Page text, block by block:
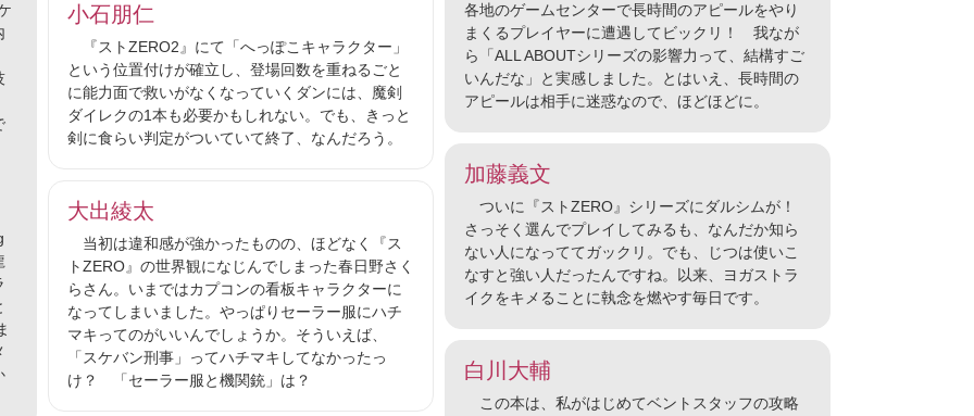
各地のゲームセンターで長時間のアピールをやり
まくるプレイヤーに遭遇してビックリ！ 我なが
ら「ALL ABOUTシリーズの影響力って、結構すご
いんだな」と実感しました。とはいえ、長時間の
アピールは相手に迷惑なので、ほどほどに。
小石朋仁
『ストZERO2』にて「へっぽこキャラクター」
という位置付けが確立し、登場回数を重ねるごと
に能力面で救いがなくなっていくダンには、魔剣
ダイレクの1本も必要かもしれない。でも、きっと
剣に食らい判定がついていて終了、なんだろう。
加藤義文
ついに『ストZERO』シリーズにダルシムが！
さっそく選んでプレイしてみるも、なんだか知ら
ない人になっててガックリ。でも、じつは使いこ
なすと強い人だったんですね。以来、ヨガストラ
イクをキメることに執念を燃やす毎日です。
大出綾太
当初は違和感が強かったものの、ほどなく『ス
トZERO』の世界観になじんでしまった春日野さく
らさん。いまではカプコンの看板キャラクターに
なってしまいました。やっぱりセーラー服にハチ
マキってのがいいんでしょうか。そういえば、
「スケバン刑事」ってハチマキしてなかったっ
け？ 「セーラー服と機関銃」は？
白川大輔
この本は、私がはじめてベントスタッフの攻略